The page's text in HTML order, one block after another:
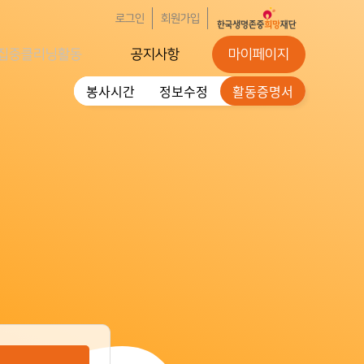
로그인 회원가입
중클리닝활동 공지사항 마이페이지
봉사시간 정보수정 활동증명서